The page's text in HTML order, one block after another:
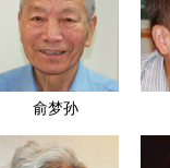
俞梦孙